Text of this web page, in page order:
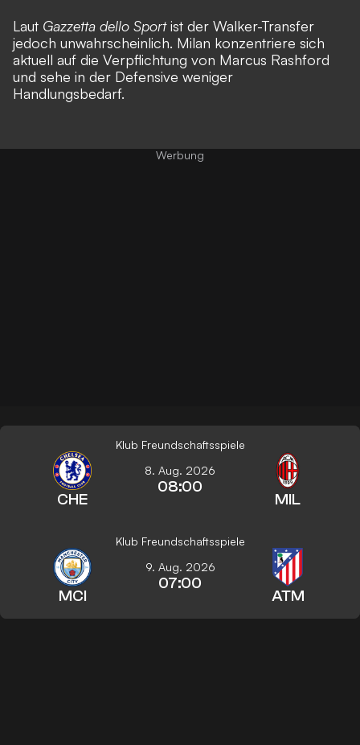
Laut Gazzetta dello Sportist der Walker-Transfer
jedoch unwahrscheinlich. Milan konzentriere sich
aktuell auf die Verpflichtung von Marcus Rashford
und sehe in der Defensive weniger
Handlungsbedarf.
Klub Freundschaftsspiele
CHE
8. Aug. 2026
08:00
MIL
Klub Freundschaftsspiele
MCI
9. Aug. 2026
07:00
ATM